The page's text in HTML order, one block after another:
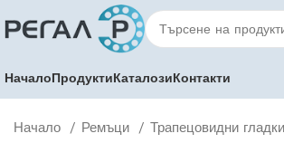
НачалоПродуктиКаталозиКонтакти
Начало Ремъци Трапецовидни гладки